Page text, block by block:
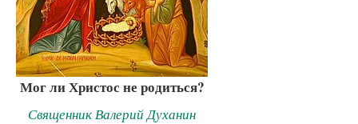
Мог ли Христос не родиться?
Священник Валерий Духанин